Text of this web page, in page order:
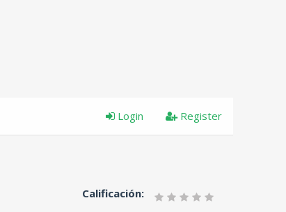
Register
Login
Calificación: